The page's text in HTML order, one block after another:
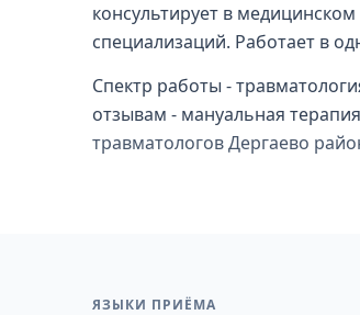
консультирует в
специализаций. Работает в
Спектр работы -
отзывам - мануальная
травматологов Дергаево
ЯЗЫКИ ПРИЁМА